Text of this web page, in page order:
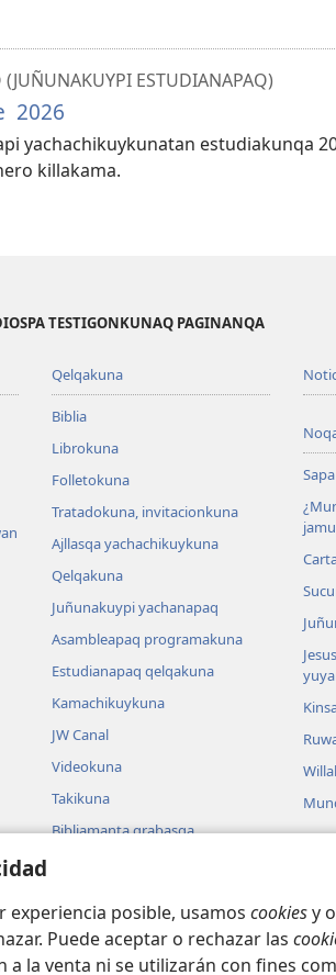
experiencia posible, usamos cookiesy
Puede aceptar o rechazar las
a la venta ni se utilizarán con fines
(JUÑUNAKUYPI ESTUDIANAPAQ)
2026
yachachikuykunatan estudiakunqa
killakama.
TESTIGONKUNAQ PAGINANQA
Qelqakuna
Biblia
Librokuna
Folletokuna
Tratadokuna, invitacionkuna
Ajllasqa yachachikuykuna
Qelqakuna
Juñunakuypi yachanapaq
Asambleapaq programakuna
Estudianapaq qelqakuna
Kamachikuykuna
JW Canal
Videokuna
Takikuna
Bibliamanta grabasqa